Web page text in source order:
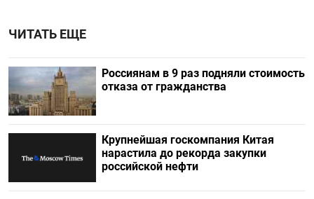
ЧИТАТЬ ЕЩЕ
Россиянам в 9 раз подняли стоимость
отказа от гражданства
Крупнейшая госкомпания Китая
нарастила до рекорда закупки
российской нефти